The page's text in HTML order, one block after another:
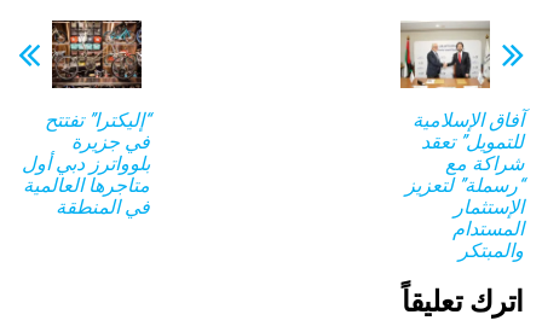
“إليكترا” تفتتح
في جزيرة
بلوواترز دبي أول
متاجرها العالمية
في المنطقة
آفاق الإسلامية
للتمويل” تعقد
شراكة مع
“رسملة” لتعزيز
الإستثمار
المستدام
والمبتكر
اترك تعليقاً